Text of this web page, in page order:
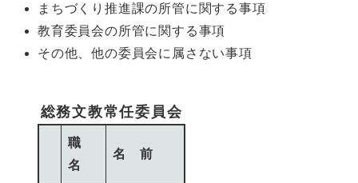
まちづくり推進課の所管に関する事項
教育委員会の所管に関する事項
その他、他の委員会に属さない事項
総務文教常任委員会
職
名
名 前